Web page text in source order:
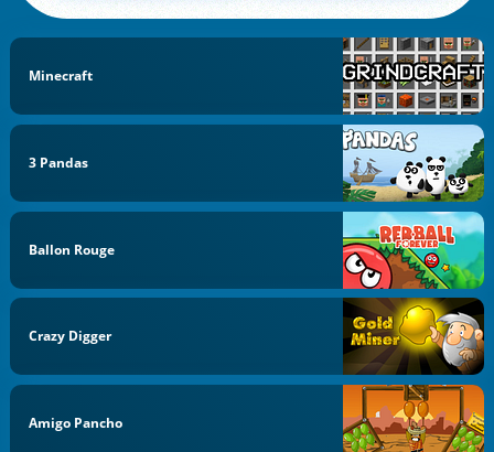
Minecraft
3 Pandas
Ballon Rouge
Crazy Digger
Amigo Pancho